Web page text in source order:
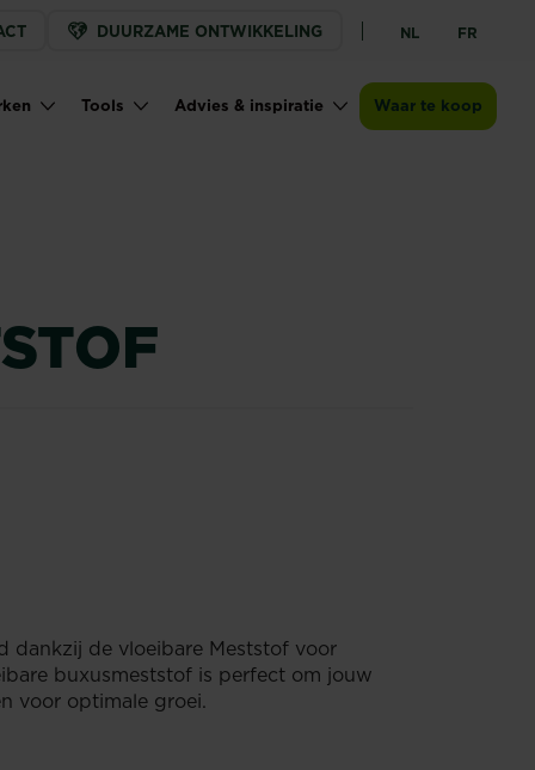
DUURZAME ONTWIKKELING NL FR
Tools Advies & inspiratie Waar te koop
dankzij de vloeibare Meststof voor
buxusmeststof is perfect om jouw
voor optimale groei.
Verkooppunten